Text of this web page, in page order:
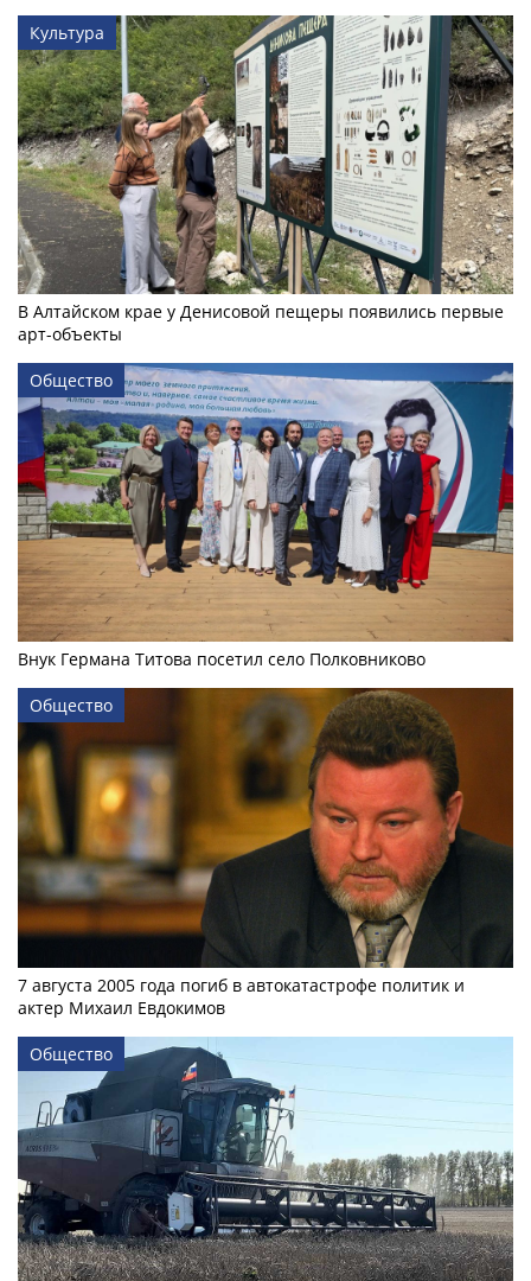
Культура
В Алтайском крае у Денисовой пещеры появились первые
арт-объекты
Общество
Внук Германа Титова посетил село Полковниково
Общество
7 августа 2005 года погиб в автокатастрофе политик и
актер Михаил Евдокимов
Общество